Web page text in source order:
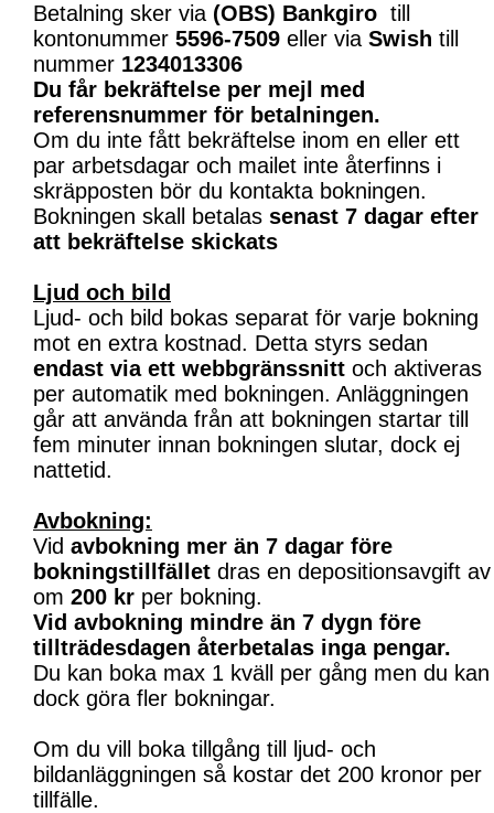
Betalning sker via (OBS) Bankgiro till
kontonummer 5596-7509 eller via Swish till
nummer 1234013306
Du får bekräftelse per mejl med
referensnummer för betalningen.
Om du inte fått bekräftelse inom en eller ett
par arbetsdagar och mailet inte återfinns i
skräpposten bör du kontakta bokningen.
Bokningen skall betalas senast 7 dagar efter
att bekräftelse skickats
Ljud och bild
Ljud- och bild bokas separat för varje bokning
mot en extra kostnad. Detta styrs sedan
endast via ett webbgränssnitt och aktiveras
per automatik med bokningen. Anläggningen
går att använda från att bokningen startar till
fem minuter innan bokningen slutar, dock ej
nattetid.
Avbokning:
Vid avbokning mer än 7 dagar före
bokningstillfället dras en depositionsavgift av
om 200 kr per bokning.
Vid avbokning mindre än 7 dygn före
tillträdesdagen återbetalas inga pengar.
Du kan boka max 1 kväll per gång men du kan
dock göra fler bokningar.
Om du vill boka tillgång till ljud- och
bildanläggningen så kostar det 200 kronor per
tillfälle.